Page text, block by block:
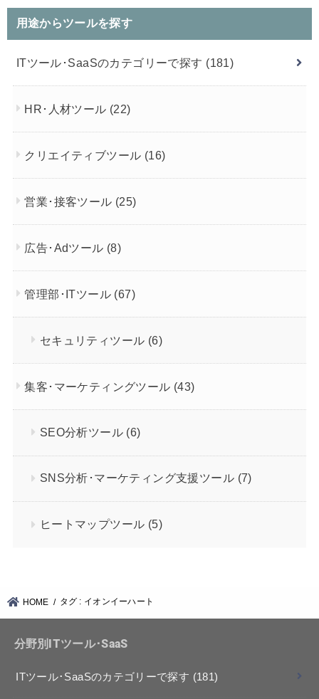
用途からツールを探す
ITツール･SaaSのカテゴリーで探す (181)
HR･人材ツール (22)
クリエイティブツール (16)
営業･接客ツール (25)
広告･Adツール (8)
管理部･ITツール (67)
セキュリティツール (6)
集客･マーケティングツール (43)
SEO分析ツール (6)
SNS分析･マーケティング支援ツール (7)
ヒートマップツール (5)
HOME タグ : イオンイーハート
分野別ITツール･SaaS
ITツール･SaaSのカテゴリーで探す (181)